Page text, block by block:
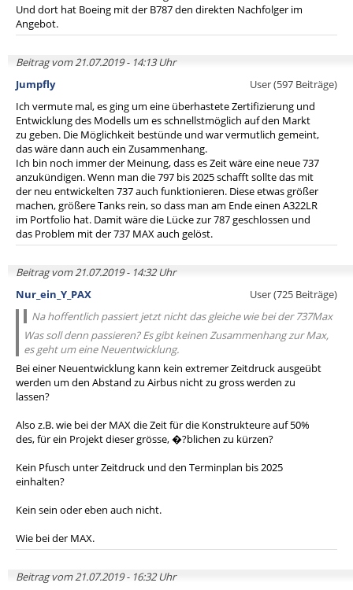
Und dort hat Boeing mit der B787 den direkten Nachfolger im
Angebot.
Beitrag vom 21.07.2019 - 14:13 Uhr
Jumpfly
User (597 Beiträge)
Ich vermute mal, es ging um eine überhastete Zertifizierung und
Entwicklung des Modells um es schnellstmöglich auf den Markt
zu geben. Die Möglichkeit bestünde und war vermutlich gemeint,
das wäre dann auch ein Zusammenhang.
Ich bin noch immer der Meinung, dass es Zeit wäre eine neue 737
anzukündigen. Wenn man die 797 bis 2025 schafft sollte das mit
der neu entwickelten 737 auch funktionieren. Diese etwas größer
machen, größere Tanks rein, so dass man am Ende einen A322LR
im Portfolio hat. Damit wäre die Lücke zur 787 geschlossen und
das Problem mit der 737 MAX auch gelöst.
Beitrag vom 21.07.2019 - 14:32 Uhr
Nur_ein_Y_PAX
User (725 Beiträge)
Na hoffentlich passiert jetzt nicht das gleiche wie bei der 737Max
Was soll denn passieren? Es gibt keinen Zusammenhang zur Max,
es geht um eine Neuentwicklung.
Bei einer Neuentwicklung kann kein extremer Zeitdruck ausgeübt
werden um den Abstand zu Airbus nicht zu gross werden zu
lassen?
Also z.B. wie bei der MAX die Zeit für die Konstrukteure auf 50%
des, für ein Projekt dieser grösse, �?blichen zu kürzen?
Kein Pfusch unter Zeitdruck und den Terminplan bis 2025
einhalten?
Kein sein oder eben auch nicht.
Wie bei der MAX.
Beitrag vom 21.07.2019 - 16:32 Uhr